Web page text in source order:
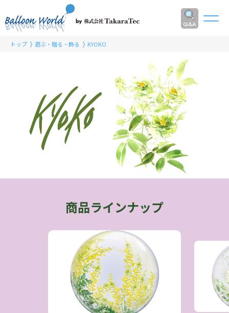
Q&A
トップ 遊ぶ・贈る・飾る KYOKO
商品ラインナップ